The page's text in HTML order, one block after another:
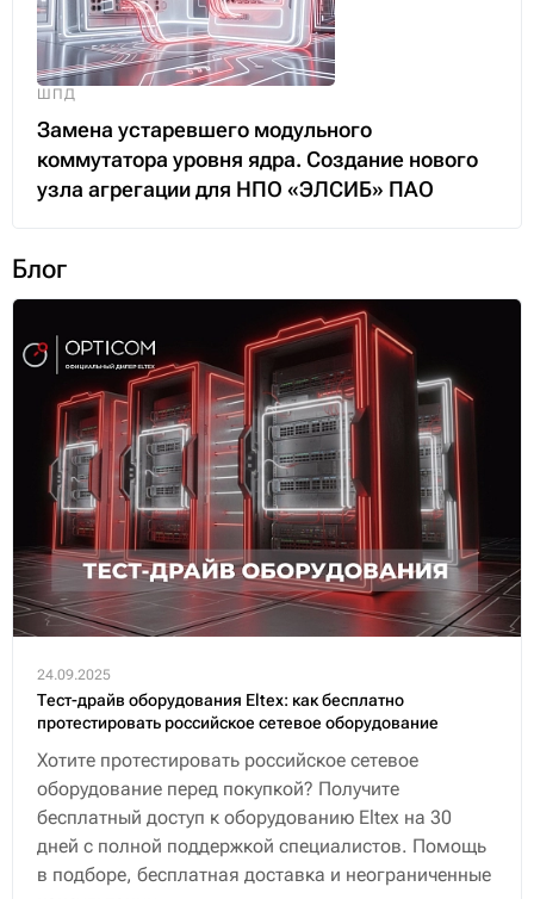
ШПД
Замена устаревшего модульного
коммутатора уровня ядра. Создание нового
узла агрегации для НПО «ЭЛСИБ» ПАО
Блог
Тест-драйв оборудования Eltex: как бесплатно